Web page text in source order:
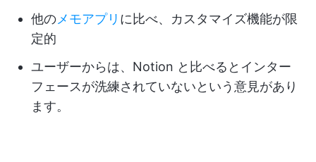
他のメモアプリ に比べ、カスタマイズ機能が限
定的
ユーザーからは、Notion と比べるとインター
フェースが洗練されていないという意見があり
ます。